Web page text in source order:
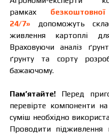
рамках
24/7» допоможуть
живлення картоплі
Враховуючи аналіз
ґрунту та сорту
бажаючому.
Пам’ятайте! Перед
перевірте компоненти на
суміш необхідно
Проводити